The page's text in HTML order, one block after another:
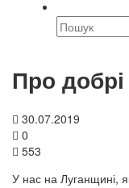
Про добрі
30.07.2019
0
553
У нас на Луганщині,